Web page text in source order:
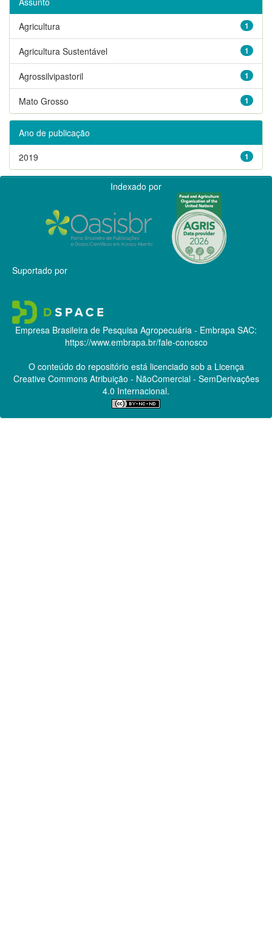
1
Agricultura
1
Agricultura Sustentável
1
Agrossilvipastoril
1
Mato Grosso
Ano de publicação
1
2019
Indexado por
Suportado por
Empresa Brasileira de Pesquisa Agropecuária - Embrapa SAC:
https://www.embrapa.br/fale-conosco
O conteúdo do repositório está licenciado sob a Licença
Creative CommonsAtribuição - NãoComercial - SemDerivações
4.0 Internacional.